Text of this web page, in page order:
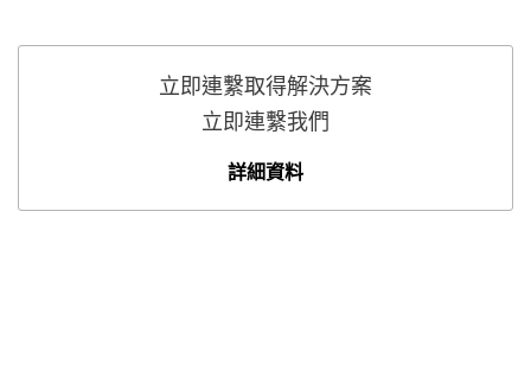
立即連繫取得解決方案
立即連繫我們
詳細資料